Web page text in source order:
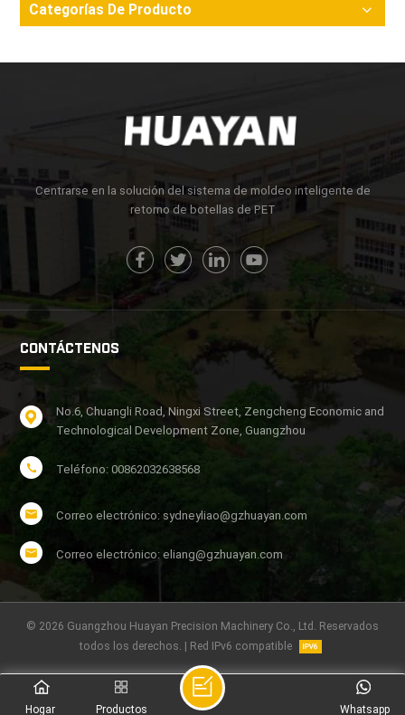
Categorías De Producto
Centrarse en la solución del sistema de moldeo inteligente de
retorno de botellas de PET
CONTÁCTENOS
No.6, Chuangli Road, Ningxi Street, Zengcheng Economic and
Technological Development Zone, Guangzhou
Teléfono: 00862032638568
Correo electrónico: sydneyliao@gzhuayan.com
Correo electrónico: eliang@gzhuayan.com
© 2026 Guangzhou Huayan Precision Machinery Co., Ltd. Reservados
todos los derechos. | Red IPv6 compatible
Hogar Productos Whatsapp